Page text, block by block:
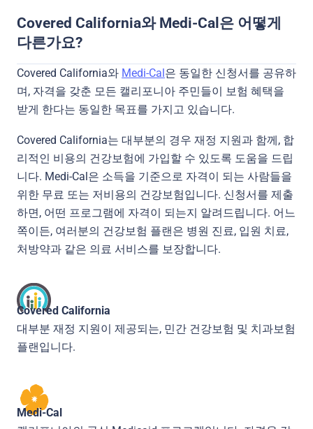
Covered California와 Medi-Cal은 어떻게
다른가요?
Covered California와 Medi-Cal은 동일한 신청서를 공유하
며, 자격을 갖춘 모든 캘리포니아 주민들이 보험 혜택을
받게 한다는 동일한 목표를 가지고 있습니다.
Covered California는 대부분의 경우 재정 지원과 함께, 합
리적인 비용의 건강보험에 가입할 수 있도록 도움을 드립
니다. Medi-Cal은 소득을 기준으로 자격이 되는 사람들을
위한 무료 또는 저비용의 건강보험입니다. 신청서를 제출
하면, 어떤 프로그램에 자격이 되는지 알려드립니다. 어느
쪽이든, 여러분의 건강보험 플랜은 병원 진료, 입원 치료,
처방약과 같은 의료 서비스를 보장합니다.
Covered California
대부분 재정 지원이 제공되는, 민간 건강보험 및 치과보험
플랜입니다.
Medi-Cal